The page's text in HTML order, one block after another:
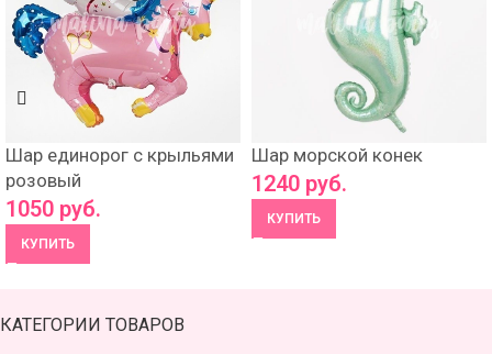
Шар единорог с крыльями
розовый
1050 руб.
КУПИТЬ
Шар морской конек
1240 руб.
КУПИТЬ
КАТЕГОРИИ ТОВАРОВ